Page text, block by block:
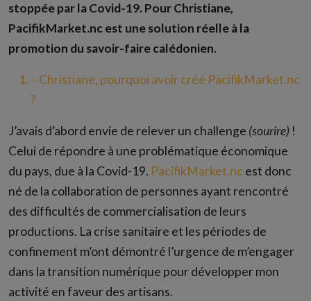
stoppée par la Covid-19. Pour Christiane,
PacifikMarket.nc est une solution réelle à la
promotion du savoir-faire calédonien.
– Christiane, pourquoi avoir créé PacifikMarket.nc
?
J’avais d’abord envie de relever un challenge (sourire) !
Celui de répondre à une problématique économique
du pays, due à la Covid-19. PacifikMarket.nc est donc
né de la collaboration de personnes ayant rencontré
des difficultés de commercialisation de leurs
productions. La crise sanitaire et les périodes de
confinement m’ont démontré l’urgence de m’engager
dans la transition numérique pour développer mon
activité en faveur des artisans.